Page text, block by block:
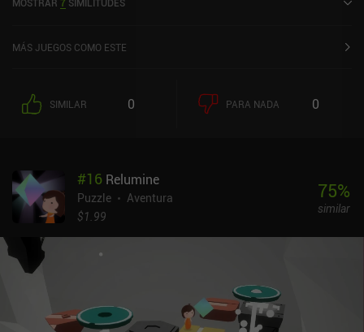
sobre 5,0 en la App Store de iOS.
MÁS JUEGOS COMO ESTE
SIMILAR 0 PARA NADA 0
#16 Relumine
Puzzle
Aventura
$1.99
75%
similar